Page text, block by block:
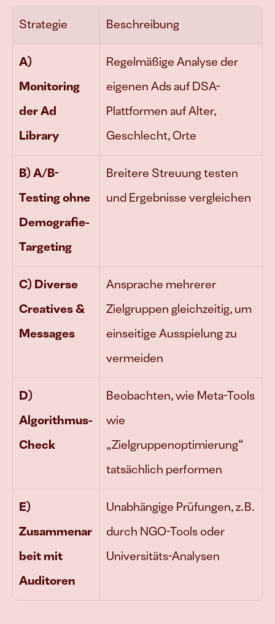
Strategie Beschreibung
A)
Monitoring
der Ad
Library
Regelmäßige Analyse der
eigenen Ads auf DSA-
Plattformen auf Alter,
Geschlecht, Orte
B) A/B-
Testing ohne
Demografie-
Targeting
Breitere Streuung testen
und Ergebnisse vergleichen
C) Diverse
Creatives &
Messages
Ansprache mehrerer
Zielgruppen gleichzeitig, um
einseitige Ausspielung zu
vermeiden
D)
Algorithmus-
Check
Beobachten, wie Meta-Tools
wie
„Zielgruppenoptimierung“
tatsächlich performen
E)
Zusammenar
beit mit
Auditoren
Unabhängige Prüfungen, z. B.
durch NGO-Tools oder
Universitäts-Analysen